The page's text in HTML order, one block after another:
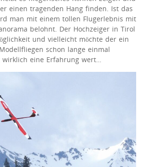
einen tragenden Hang finden. Ist das
man mit einem tollen Flugerlebnis mit
belohnt. Der Hochzeiger in Tirol
und vielleicht möchte der ein
schon lange einmal
wirklich eine Erfahrung wert…